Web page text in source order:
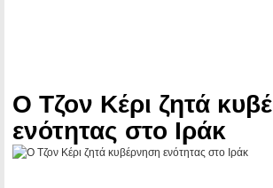
Ο Τζον Κέρι ζητά
ενότητας στο Ιράκ